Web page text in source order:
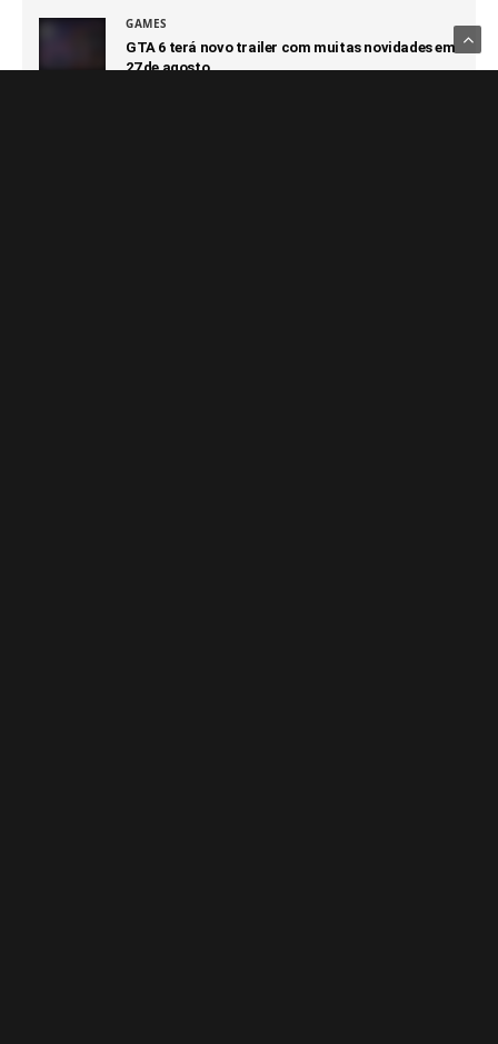
GAMES
GTA 6 terá novo trailer com muitas novidades em
27 de agosto